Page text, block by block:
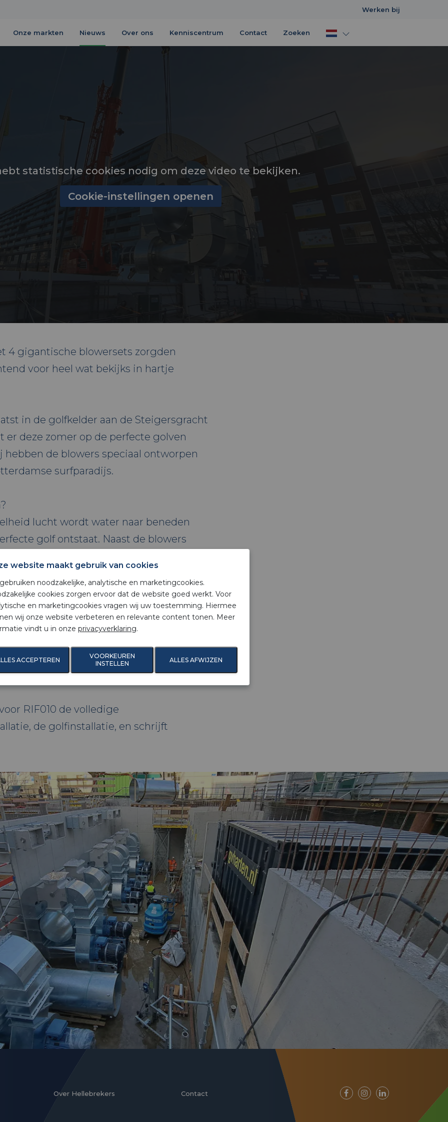
Werken bij
Onze markten Nieuws Over ons Kenniscentrum Contact Zoeken
statistische cookies nodig om deze video te bekijken.
Cookie-instellingen openen
4 gigantische blowersets zorgden
voor heel wat bekijks in hartje
in de golfkelder aan de Steigersgracht
er deze zomer op de perfecte golven
hebben de blowers speciaal ontworpen
surfparadijs.
lucht wordt water naar beneden
golf ontstaat. Naast de blowers
besturingskasten en 8
is nu echt begonnen. We kunnen
surfers de golven trotseren.
middenin Rotterdam waar
bodyboarden, kajakken en zelfs
RIF010 de volledige
de golfinstallatie, en schrijft
website maakt gebruik van cookies
noodzakelijke, analytische en marketingcookies.
cookies zorgen ervoor dat de website goed werkt. Voor
en marketingcookies vragen wij uw toestemming. Hiermee
wij onze website verbeteren en relevante content tonen. Meer
vindt u in onze privacyverklaring.
ACCEPTEREN
VOORKEUREN
INSTELLEN
ALLES AFWIJZEN
Over Hellebrekers Contact